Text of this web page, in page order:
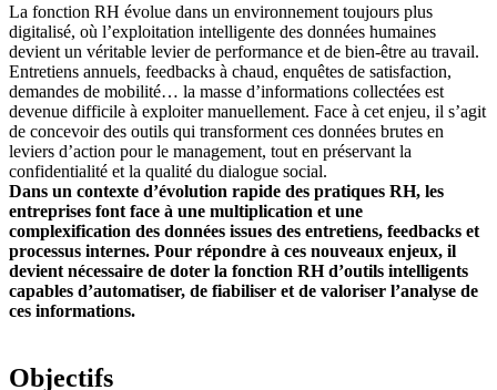
La fonction RH évolue dans un environnement toujours plus
digitalisé, où l’exploitation intelligente des données humaines
devient un véritable levier de performance et de bien-être au travail.
Entretiens annuels, feedbacks à chaud, enquêtes de satisfaction,
demandes de mobilité… la masse d’informations collectées est
devenue difficile à exploiter manuellement. Face à cet enjeu, il s’agit
de concevoir des outils qui transforment ces données brutes en
leviers d’action pour le management, tout en préservant la
confidentialité et la qualité du dialogue social.
Dans un contexte d’évolution rapide des pratiques RH, les
entreprises font face à une multiplication et une
complexification des données issues des entretiens, feedbacks et
processus internes. Pour répondre à ces nouveaux enjeux, il
devient nécessaire de doter la fonction RH d’outils intelligents
capables d’automatiser, de fiabiliser et de valoriser l’analyse de
ces informations.
Objectifs